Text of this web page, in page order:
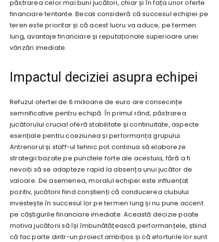
păstrarea celor mai buni jucători, chiar și în fața unor oferte
financiare tentante. Becali consideră că succesul echipei pe
teren este prioritar și că acest lucru va aduce, pe termen
lung, avantaje financiare și reputaționale superioare unei
vânzări imediate.
Impactul deciziei asupra echipei
Refuzul ofertei de 6 milioane de euro are consecințe
semnificative pentru echipă. În primul rând, păstrarea
jucătorului crucial oferă stabilitate și continuitate, aspecte
esențiale pentru coeziunea și performanța grupului.
Antrenorul și staff-ul tehnic pot continua să elaboreze
strategii bazate pe punctele forte ale acestuia, fără a fi
nevoiți să se adapteze rapid la absența unui jucător de
valoare. De asemenea, moralul echipei este influențat
pozitiv, jucătorii fiind conștienți că conducerea clubului
investește în succesul lor pe termen lung și nu pune accent
pe câștigurile financiare imediate. Această decizie poate
motiva jucătorii să își îmbunătățească performanțele, știind
că fac parte dintr-un proiect ambițios și că eforturile lor sunt